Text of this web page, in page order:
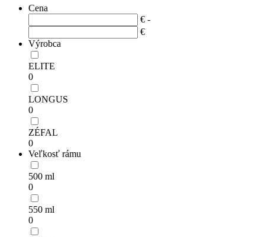
Cena
€ -
€
Výrobca
ELITE
0
LONGUS
0
ZÉFAL
0
Veľkosť rámu
500 ml
0
550 ml
0